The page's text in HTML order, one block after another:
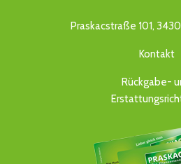
Praskacstraße 101,
Kontakt
Rückgabe-